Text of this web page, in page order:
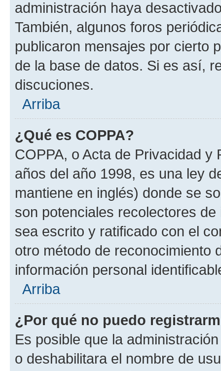
administración haya
También, algunos foros
publicaron mensajes por cierto
de la base de datos. Si es así,
discuciones.
Arriba
¿Qué es COPPA?
COPPA, o Acta de Privacidad
años del año 1998, es una ley
mantiene en inglés) donde se
son potenciales recolectores
sea escrito y ratificado con el
otro método de reconocimiento
información personal
Arriba
¿Por qué no puedo
Es posible que la
o deshabilitara el nombre de